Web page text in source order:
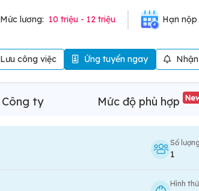
Mức lương: 10 triệu - 12 triệu Hạn
Lưu công việc Ứng tuyển ngay
Công ty Mức độ phù hợp
Số
1
Hình